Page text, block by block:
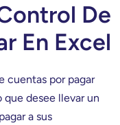
De
En Excel
cuentas por pagar
desee llevar un
a sus